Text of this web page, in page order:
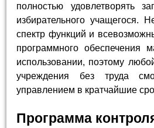
полностью удовлетворять
избирательного учащегося.
спектр функций и
программного обеспечения
использовании, поэтому
учреждения без труда
управлением в кратчайшие
Программа